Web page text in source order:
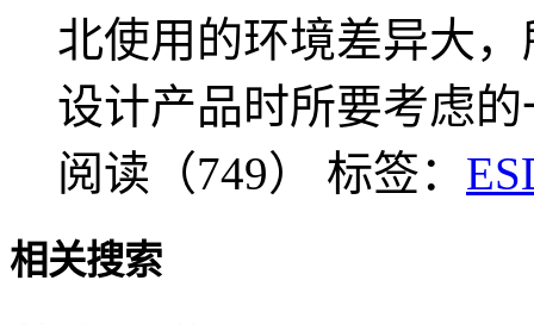
北使用的环境差异大
设计产品时所要考虑
阅读（749） 标签：
相关搜索